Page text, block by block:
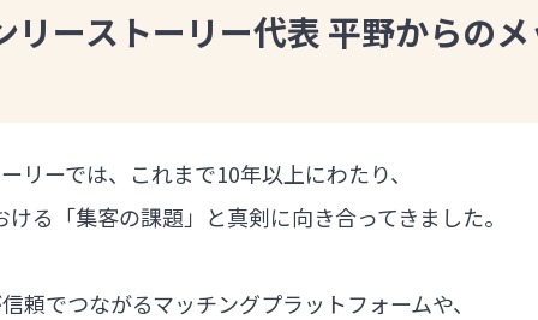
リーストーリー代表 平野からの
リーでは、これまで10年以上にわたり、
る「集客の課題」と真剣に向き合ってきました。
頼でつながるマッチングプラットフォームや、